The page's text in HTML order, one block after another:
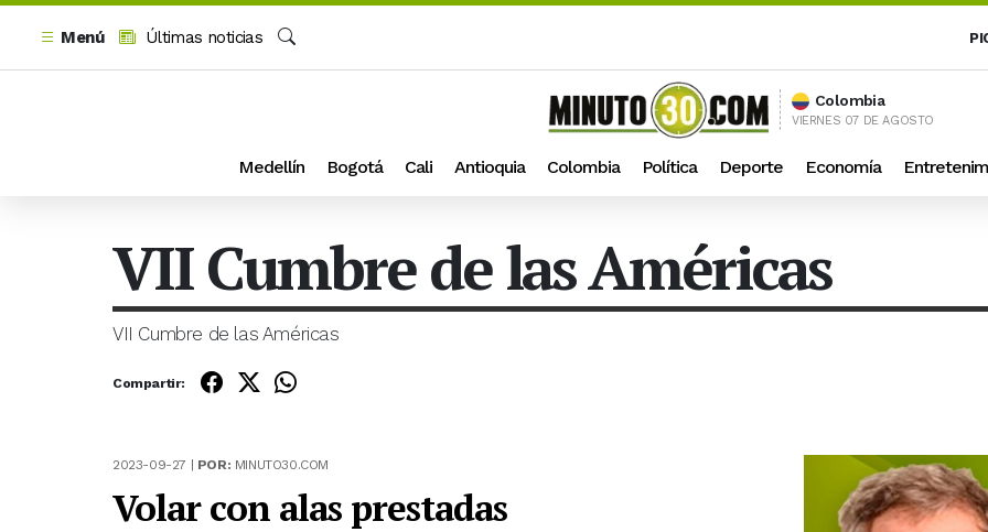
Menú
Últimas noticias
Colombia
VIERNES 07 DE AGOSTO
Medellín Bogotá Cali Antioquia Colombia Política Deporte Economía
VII Cumbre de las Américas
VII Cumbre de las Américas
Compartir:
2023-09-27 | POR: MINUTO30.COM
Volar con alas prestadas